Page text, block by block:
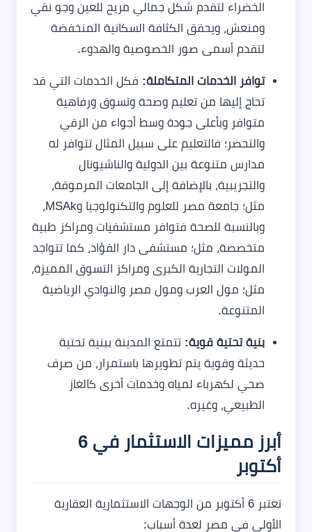
الخضراء لتقدم شكل جمالي مريح للعين وجو نقي
ومنعش، ويحقق الكثافة السكانية المنخفضة
لتقدم أسمى صور الخصوصية والهدوء.
توافر الخدمات المتكاملة: فكل الخدمات التي قد
تحاج إليها من تعليم وصحة وتسوق ورفاهية
متوافر وبأعلى جودة وسط أجواء من الرقي
والتحضر؛ فالتعليم على سبيل المثال تتوافر له
مدارس متنوعة بين الدولية والناشيونال
والتجريبية، بالإضافة إلى الجامعات المرموقة،
مثل؛ جامعة مصر للعلوم والتكنولوجيا وMSAk،
وبالنسبة للصحة فتوافر مستشفيات ومراكز طبية
متخصصة، مثل؛ مستشفى دار الفؤاد، كما تتواجد
المولات التجارية الكبرى ومراكز التسوق المميزة،
مثل؛ مول العرب ومول مصر والنوادي الرياضية
المتنوعة.
بنية تحتية قوية: تتمتع المدينة ببنية تحتية
حديثة وقوية يتم تطويرها باستمرار، من صرف
صحي لكهرباء لمياه وخدمات أخرى كالغاز
الطبيعي، وغيره.
أبرز مميزات الاستثمار في 6
أكتوبر
تعتبر 6 أكتوبر من الوجهات الاستثمارية العقارية
الأولى في مصر لعدة أسباب: